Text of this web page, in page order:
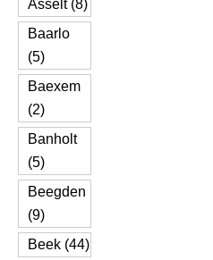
Asselt (8)
Baarlo
(5)
Baexem
(2)
Banholt
(5)
Beegden
(9)
Beek (44)